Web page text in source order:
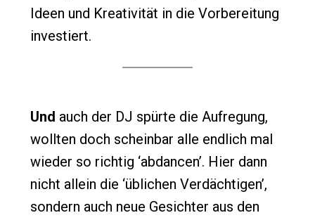
Ideen und Kreativität in die Vorbereitung
investiert.
Und auch der DJ spürte die Aufregung,
wollten doch scheinbar alle endlich mal
wieder so richtig ‘abdancen’. Hier dann
nicht allein die ‘üblichen Verdächtigen’,
sondern auch neue Gesichter aus den